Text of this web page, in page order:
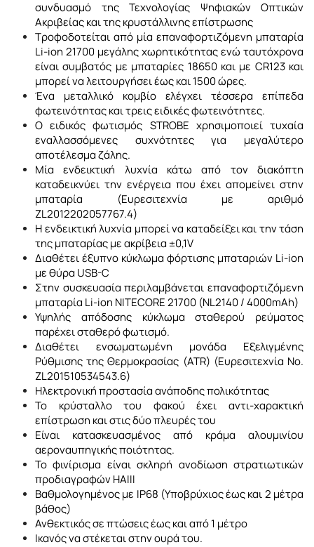
συνδυασμό της Τεχνολογίας Ψηφιακών Οπτικών
Ακριβείας και της κρυστάλλινης επίστρωσης
Τροφοδοτείται από μία επαναφορτιζόμενη μπαταρία
Li-ion 21700 μεγάλης χωρητικότητας ενώ ταυτόχρονα
είναι συμβατός με μπαταρίες 18650 και με CR123 και
μπορεί να λειτουργήσει έως και 1500 ώρες.
Ένα μεταλλικό κομβίο ελέγχει τέσσερα επίπεδα
φωτεινότητας και τρεις ειδικές φωτεινότητες.
Ο ειδικός φωτισμός STROBE χρησιμοποιεί τυχαία
εναλλασσόμενες συχνότητες για μεγαλύτερο
αποτέλεσμα ζάλης.
Μία ενδεικτική λυχνία κάτω από τον διακόπτη
καταδεικνύει την ενέργεια που έχει απομείνει στην
μπαταρία (Ευρεσιτεχνία με αριθμό
ZL2012202057767.4)
Η ενδεικτική λυχνία μπορεί να καταδείξει και την τάση
της μπαταρίας με ακρίβεια ±0,1V
Διαθέτει έξυπνο κύκλωμα φόρτισης μπαταριών Li-ion
με θύρα USB-C
Στην συσκευασία περιλαμβάνεται επαναφορτιζόμενη
μπαταρία Li-ion NITECORE 21700 (NL2140 / 4000mAh)
Υψηλής απόδοσης κύκλωμα σταθερού ρεύματος
παρέχει σταθερό φωτισμό.
Διαθέτει ενσωματωμένη μονάδα Εξελιγμένης
Ρύθμισης της Θερμοκρασίας (ATR) (Ευρεσιτεχνία No.
ZL201510534543.6)
Ηλεκτρονική προστασία ανάποδης πολικότητας
Το κρύσταλλο του φακού έχει αντι-χαρακτική
επίστρωση και στις δύο πλευρές του
Είναι κατασκευασμένος από κράμα αλουμινίου
αεροναυπηγικής ποιότητας.
Το φινίρισμα είναι σκληρή ανοδίωση στρατιωτικών
προδιαγραφών HAIII
Βαθμολογημένος με IP68 (Υποβρύχιος έως και 2 μέτρα
βάθος)
Ανθεκτικός σε πτώσεις έως και από 1 μέτρο
Ικανός να στέκεται στην ουρά του.